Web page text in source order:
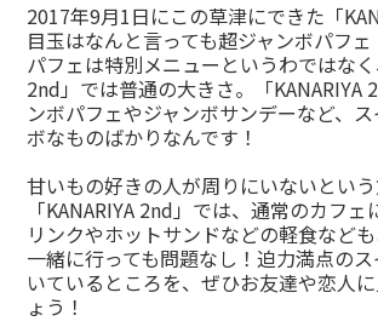
2017年9月1日にこの草津にできた「
目玉はなんと言っても超ジャンボパフ
パフェは特別メニューというわではなく
2nd」では普通の大きさ。「KANARIYA
ンボパフェやジャンボサンデーなど、
ボなものばかりなんです！
甘いもの好きの人が周りにいないという
「KANARIYA 2nd」では、通常のカフ
リンクやホットサンドなどの軽食なども
一緒に行っても問題なし！迫力満点の
いているところを、ぜひお友達や恋人
ょう！